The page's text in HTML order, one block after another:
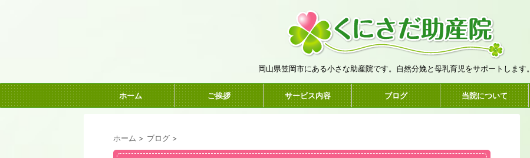
岡山県笠岡市にある小さな助産院です。自然分娩と母乳育児をサポートします。
ホーム ご挨拶 サービス内容 ブログ 当院について
ホーム > ブログ >